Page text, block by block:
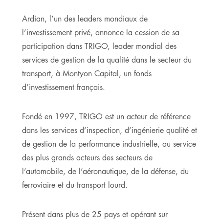
Ardian, l’un des leaders mondiaux de
l’investissement privé, annonce la cession de sa
participation dans TRIGO, leader mondial des
services de gestion de la qualité dans le secteur du
transport, à Montyon Capital, un fonds
d’investissement français.
Fondé en 1997, TRIGO est un acteur de référence
dans les services d’inspection, d’ingénierie qualité et
de gestion de la performance industrielle, au service
des plus grands acteurs des secteurs de
l’automobile, de l’aéronautique, de la défense, du
ferroviaire et du transport lourd.
Présent dans plus de 25 pays et opérant sur